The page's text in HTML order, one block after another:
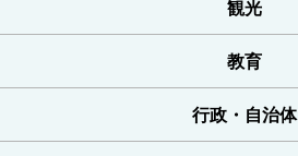
観光
教育
行政・自治体